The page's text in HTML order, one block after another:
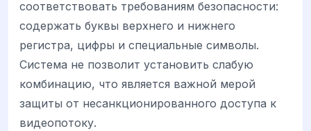
соответствовать требованиям безопасности:
содержать буквы верхнего и нижнего
регистра, цифры и специальные символы.
Система не позволит установить слабую
комбинацию, что является важной мерой
защиты от несанкционированного доступа к
видеопотоку.